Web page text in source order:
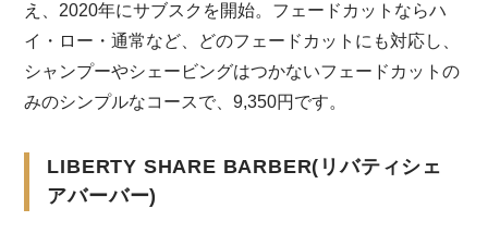
え、2020年にサブスクを開始。フェードカットならハ
イ・ロー・通常など、どのフェードカットにも対応し、
シャンプーやシェービングはつかないフェードカットの
みのシンプルなコースで、9,350円です。
LIBERTY SHARE BARBER(リバティシェ
アバーバー)